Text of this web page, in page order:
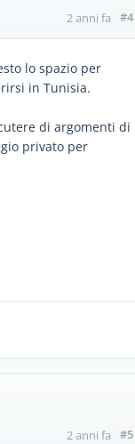
2 anni fa #4
lo spazio per
in Tunisia.
di argomenti di
privato per
2 anni fa #5